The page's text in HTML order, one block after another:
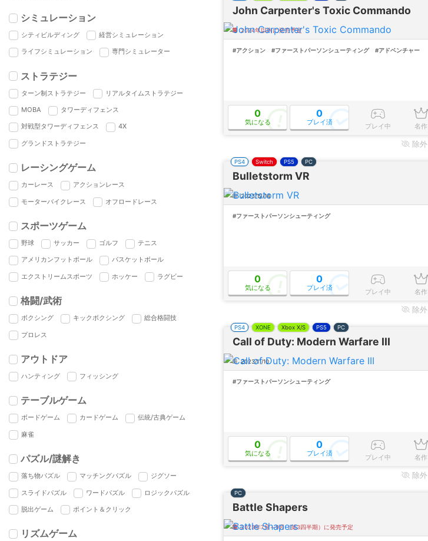
John Carpenter's Toxic Commando
2024年以内に発売予定
#アクション #ファーストパーソンシューティング #アドベンチャー
0
気になる
0
プレイ済
プレイ中 名作
除外
Bulletstorm VR
PS4 Switch PS5 PC
2023/12/14
#ファーストパーソンシューティング
0
気になる
0
プレイ済
プレイ中 名作
除外
Call of Duty: Modern Warfare III
PS4 XONE Xbox X/S PS5 PC
2023/11/10
#ファーストパーソンシューティング
0
気になる
0
プレイ済
プレイ中 名作
除外
Battle Shapers
PC
2023年7月～9月（第3四半期）に発売予定
シミュレーション
シティビルディング 経営シミュレーション
ライフシミュレーション 専門シミュレーター
ストラテジー
ターン制ストラテジー リアルタイムストラテジー
MOBA タワーディフェンス
対戦型タワーディフェンス 4X
グランドストラテジー
レーシングゲーム
カーレース アクションレース
モーターバイクレース オフロードレース
スポーツゲーム
野球 サッカー ゴルフ テニス
アメリカンフットボール バスケットボール
エクストリームスポーツ ホッケー ラグビー
格闘/武術
ボクシング キックボクシング 総合格闘技
プロレス
アウトドア
ハンティング フィッシング
テーブルゲーム
ボードゲーム カードゲーム 伝統/古典ゲーム
麻雀
パズル/謎解き
落ち物パズル マッチングパズル ジグソー
スライドパズル ワードパズル ロジックパズル
脱出ゲーム ポイント＆クリック
リズムゲーム